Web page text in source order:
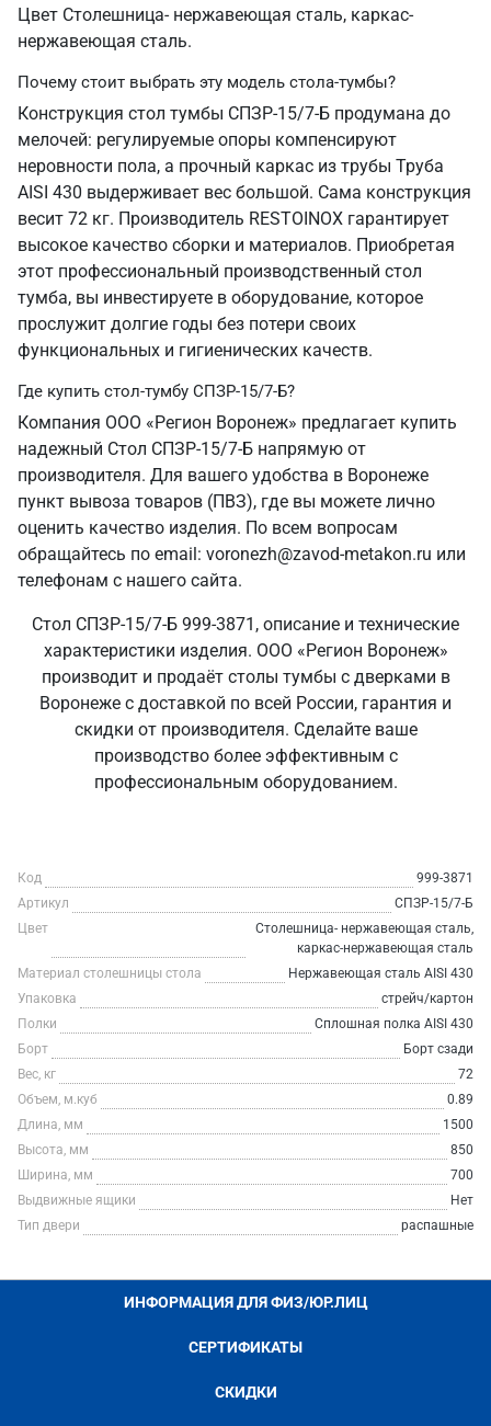
Цвет Столешница- нержавеющая сталь, каркас-
нержавеющая сталь.
Почему стоит выбрать эту модель стола-тумбы?
Конструкция стол тумбы СПЗР-15/7-Б продумана до
мелочей: регулируемые опоры компенсируют
неровности пола, а прочный каркас из трубы Труба
AISI 430 выдерживает вес большой. Сама конструкция
весит 72 кг. Производитель RESTOINOX гарантирует
высокое качество сборки и материалов. Приобретая
этот профессиональный производственный стол
тумба, вы инвестируете в оборудование, которое
прослужит долгие годы без потери своих
функциональных и гигиенических качеств.
Где купить стол-тумбу СПЗР-15/7-Б?
Компания ООО «Регион Воронеж» предлагает купить
надежный Стол СПЗР-15/7-Б напрямую от
производителя. Для вашего удобства в Воронеже
пункт вывоза товаров (ПВЗ), где вы можете лично
оценить качество изделия. По всем вопросам
обращайтесь по email: voronezh@zavod-metakon.ru или
телефонам с нашего сайта.
Стол СПЗР-15/7-Б 999-3871, описание и технические
характеристики изделия. ООО «Регион Воронеж»
производит и продаёт столы тумбы с дверками в
Воронеже с доставкой по всей России, гарантия и
скидки от производителя. Сделайте ваше
производство более эффективным с
профессиональным оборудованием.
Код
999-3871
Артикул
СПЗР-15/7-Б
Цвет
Столешница- нержавеющая сталь,
каркас-нержавеющая сталь
Материал столешницы стола
Нержавеющая сталь AISI 430
Упаковка
стрейч/картон
Полки
Сплошная полка AISI 430
Борт
Борт сзади
Вес, кг
72
Объем, м.куб
0.89
Длина, мм
1500
Высота, мм
850
Ширина, мм
700
Выдвижные ящики
Нет
Тип двери
распашные
ИНФОРМАЦИЯ ДЛЯ ФИЗ/ЮР.ЛИЦ
СЕРТИФИКАТЫ
СКИДКИ